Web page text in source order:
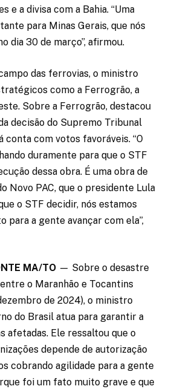
e a divisa com a Bahia. “Uma
para Minas Gerais, que nós
dia 30 de março”, afirmou.
das ferrovias, o ministro
como a Ferrogrão, a
Sobre a Ferrogrão, destacou
decisão do Supremo Tribunal
conta com votos favoráveis. “O
duramente para que o STF
dessa obra. É uma obra de
Novo PAC, que o presidente Lula
o STF decidir, nós estamos
para a gente avançar com ela”,
MA/TO — Sobre o desastre
o Maranhão e Tocantins
de 2024), o ministro
do Brasil atua para garantir a
afetadas. Ele ressaltou que o
depende de autorização
cobrando agilidade para a gente
foi um fato muito grave e que